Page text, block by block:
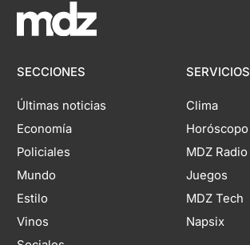
SECCIONES
Últimas noticias
Economía
Policiales
Mundo
Estilo
Vinos
SERVICIOS
Clima
Horóscopo
MDZ Radio
Juegos
MDZ Tech
Napsix